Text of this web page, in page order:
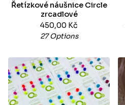
Řetízkové náušnice Circle
zrcadlové
450,00 Kč
27 Options